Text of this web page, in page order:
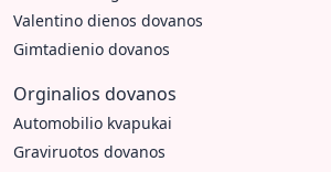
Valentino dienos dovanos
Gimtadienio dovanos
Orginalios dovanos
Automobilio kvapukai
Graviruotos dovanos